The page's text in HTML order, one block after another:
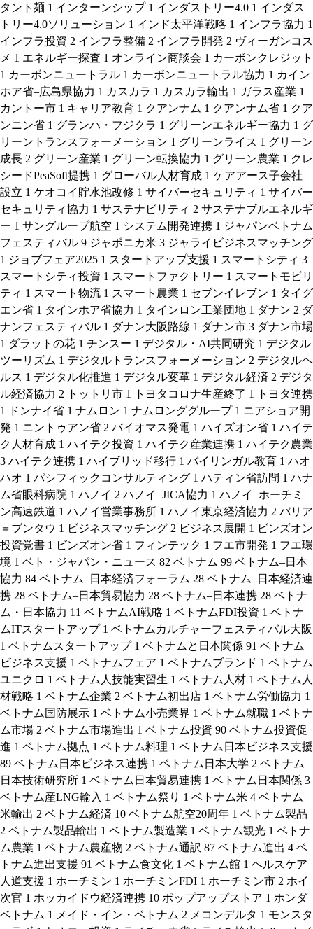
タント麺 1 インターンシップ 1 インダストリー4.0 1 インダス
トリー4.0ソリューション 1 インド太平洋戦略 1 インフラ協力 1
インフラ投資 2 インフラ整備 2 インフラ開発 2 ヴィーガンコス
メ 1 エネルギー探査 1 オンライン商談会 1 カーボンクレジット
1 カーボンニュートラル 1 カーボンニュートラル協力 1 カイン
ホア省–広島県協力 1 カスカラ 1 カスカラ輸出 1 ガラス産業 1
カントー市 1 キャリア教育 1 クアンナム 1 クアンナム省 1 クア
ンニン省 1 グランハ・フジクラ 1 グリーンエネルギー協力 1 グ
リーントランスフォーメーション 1 グリーンライス 1 グリーン
成長 2 グリーン産業 1 グリーン転換協力 1 グリーン農業 1 クレ
シードPeaSoft提携 1 グローバル人材育成 1 ケアアース子会社
設立 1 ケオコイ貯水池改修 1 サイバーセキュリティ 1 サイバー
セキュリティ協力 1 サステナビリティ 2 サステナブルエネルギ
ー 1 サングループ航空 1 システム開発連携 1 ジャパンベトナム
フェスティバル 9 ジャポニカ米 3 ジャライビジネスマッチング
1 ジョブフェア2025 1 スタートアップ支援 1 スマートシティ 3
スマートシティ投資 1 スマートファクトリー 1 スマートモビリ
ティ 1 スマート物流 1 スマート農業 1 セブンイレブン 1 タイグ
エン省 1 タインホア省協力 1 タインロン工業団地 1 ダナン 2 ダ
ナンフェスティバル 1 ダナン大阪路線 1 ダナン市 3 ダナン市場
1 ダラットの花 1 チンスー 1 デジタル・AI共同研究 1 デジタル
ツーリズム 1 デジタルトランスフォーメーション 2 デジタルヘ
ルス 1 デジタル化推進 1 デジタル変革 1 デジタル経済 2 デジタ
ル経済協力 2 トットリ市 1 トヨタコロナ生産終了 1
トヨタ連携
1
ドンナイ省 1 ナムロン 1 ナムロンググループ 1 ニアショア開
発 1 ニントゥアン省 2 バイオマス発電 1 ハイズオン省 1 ハイテ
ク人材育成 1 ハイテク投資 1 ハイテク産業連携 1 ハイテク農業
3 ハイテク連携 1 ハイブリッド移行 1 バイリンガル教育 1 ハオ
ハオ 1 パシフィックコンサルティング 1 ハティン省訪問 1 ハナ
ム省眼科病院 1 ハノイ 2 ハノイ–JICA協力 1 ハノイ–ホーチミ
ン高速鉄道 1 ハノイ営業事務所 1 ハノイ東京経済協力 2 バリア
＝ブンタウ 1 ビジネスマッチング 2 ビジネス展開 1 ビンズオン
投資覚書 1 ビンズオン省 1 フィンテック 1 フエ市開発 1 フエ環
境 1 ベト・ジャパン・ニュース 82 ベトナム 99 ベトナム–日本
協力 84 ベトナム–日本経済フォーラム 28 ベトナム–日本経済連
携 28 ベトナム–日本貿易協力 28 ベトナム–日本連携 28 ベトナ
ム・日本協力 11 ベトナムAI戦略 1 ベトナムFDI投資 1 ベトナ
ムITスタートアップ 1 ベトナムカルチャーフェスティバル大阪
1 ベトナムスタートアップ 1 ベトナムと日本関係 91 ベトナム
ビジネス支援 1 ベトナムフェア 1 ベトナムブランド 1 ベトナム
ユニクロ 1 ベトナム人技能実習生 1 ベトナム人材 1 ベトナム人
材戦略 1 ベトナム企業 2 ベトナム初出店 1 ベトナム労働協力 1
ベトナム国防展示 1 ベトナム小売業界 1 ベトナム就職 1 ベトナ
ム市場 2 ベトナム市場進出 1 ベトナム投資 90 ベトナム投資促
進 1 ベトナム拠点 1 ベトナム料理 1 ベトナム日本ビジネス支援
89 ベトナム日本ビジネス連携 1 ベトナム日本大学 2 ベトナム
日本技術研究所 1 ベトナム日本貿易連携 1 ベトナム日本関係 3
ベトナム産LNG輸入 1 ベトナム祭り 1 ベトナム米 4 ベトナム
米輸出 2 ベトナム経済 10 ベトナム航空20周年 1 ベトナム製品
2 ベトナム製品輸出 1 ベトナム製造業 1 ベトナム観光 1 ベトナ
ム農業 1 ベトナム農産物 2 ベトナム通訳 87 ベトナム進出 4 ベ
トナム進出支援 91 ベトナム食文化 1 ベトナム館 1 ヘルスケア
人道支援 1 ホーチミン 1 ホーチミンFDI 1 ホーチミン市 2 ホイ
次官 1 ホッカイドウ経済連携 10 ポップアップストア 1 ホンダ
ベトナム 1 メイド・イン・ベトナム 2 メコンデルタ 1 モンスタ